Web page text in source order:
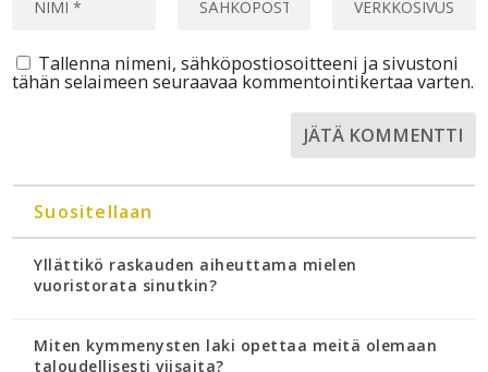
Tallenna nimeni, sähköpostiosoitteeni ja sivustoni
tähän selaimeen seuraavaa kommentointikertaa varten.
Suositellaan
Yllättikö raskauden aiheuttama mielen
vuoristorata sinutkin?
Miten kymmenysten laki opettaa meitä olemaan
taloudellisesti viisaita?